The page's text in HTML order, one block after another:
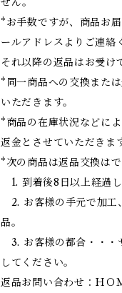
*お手数ですが、商品お
ールアドレスよりご連絡
それ以降の返品はお受け
*同一商品への交換また
いただきます。
*商品の在庫状況などに
返金とさせていただきま
*次の商品は返品交換はで
1. 到着後8日以上経過し
2. お客様の手元で加工
品。
3. お客様の都合・・・
してください。
返品お問い合わせ：ＨＯ